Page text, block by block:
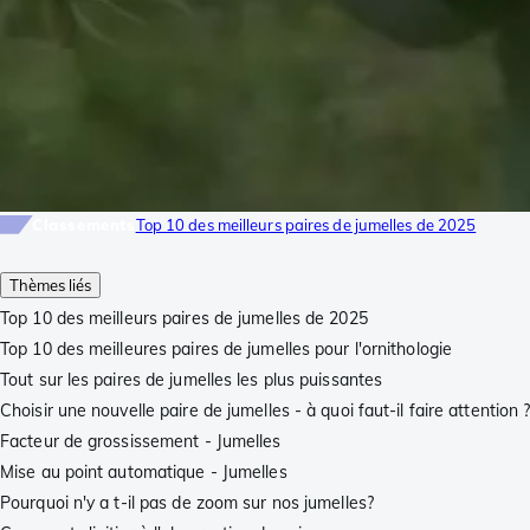
Thèmes liés
Top 10 des meilleurs paires de jumelles de 2025
Top 10 des meilleures paires de jumelles pour l'ornithologie
Tout sur les paires de jumelles les plus puissantes
Choisir une nouvelle paire de jumelles - à quoi faut-il faire attention ?
Facteur de grossissement - Jumelles
Mise au point automatique - Jumelles
Pourquoi n'y a t-il pas de zoom sur nos jumelles?
Top 10 des meilleurs paires de jumelles de 2025